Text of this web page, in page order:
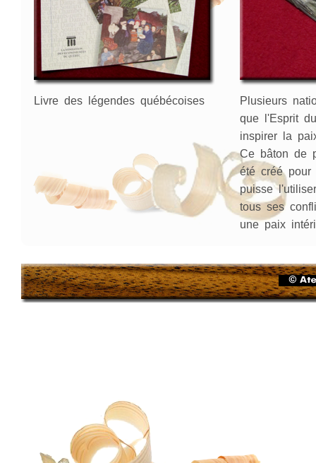
Livre des légendes québécoises
Plusieurs
que l'Esprit
inspirer la
Ce bâton de
été créé pour
puisse
tous ses
une paix